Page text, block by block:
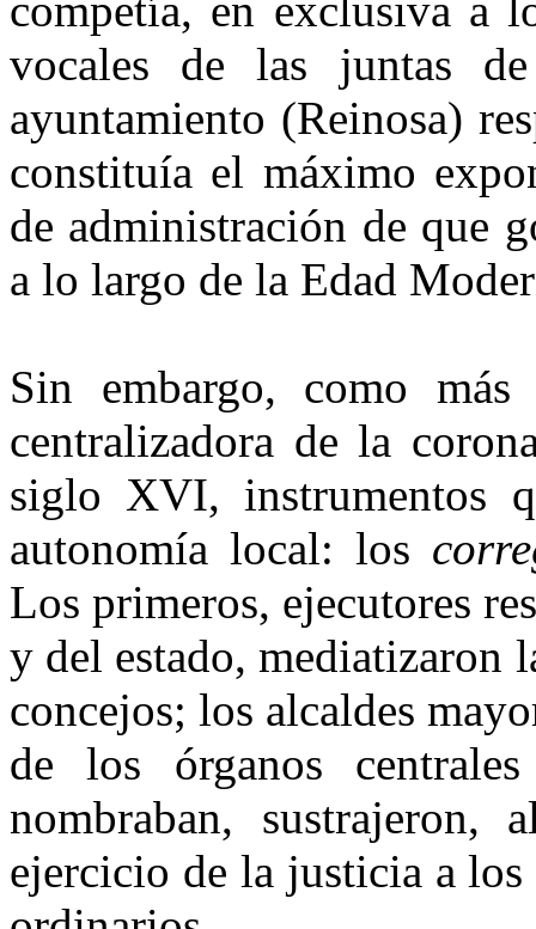
vo­cales de las juntas
ayuntamiento (Reinosa)
constituía el máximo
de administración de que
a lo largo de la Edad
Sin embargo, como más
centralizadora de la
siglo XVI, instrumentos
autonomía local: los
Los primeros, ejecutores
y del estado, mediatizaron
concejos; los alcaldes
de los órganos
nombraban, sustrajeron,
ejercicio de la justicia a